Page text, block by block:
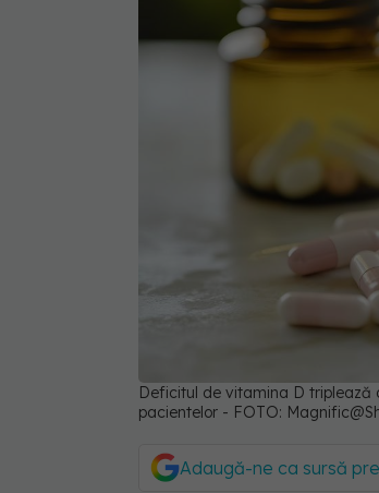
Deficitul de vitamina D triplează
pacientelor - FOTO:
Adaugă-ne ca sursă